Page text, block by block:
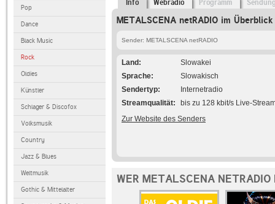
Pop
Dance
Black Music
Rock
Oldies
Künstler
Schlager & Discofox
Volksmusik
Country
Jazz & Blues
Weltmusik
Gothic & Mittelalter
Info Webradio Programm
METALSCENA netRADIO im Überblick
Sender: METALSCENA netRADIO
Land
Slowakei
Sprache
Slowakisch
Sendertyp
Internetradio
Streamqualität
bis zu 128 kbit/s Live-
Zur Website des Senders
WER METALSCENA NETRADIO